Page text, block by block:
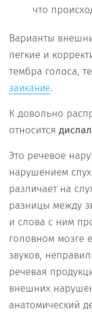
что
Варианты
легкие и
тембра голоса,
заикание.
К довольно
относится
Это речевое
нарушением
различает на
разницы между
и слова с ним
головном мозге
звуков,
речевая
внешних
анатомический